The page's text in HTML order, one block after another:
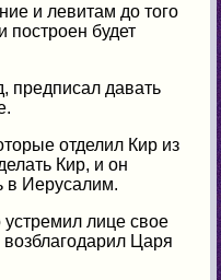
и левитам до того
построен будет
предписал давать
отделил Кир из
Кир, и он
в Иерусалим.
лице свое
Царя